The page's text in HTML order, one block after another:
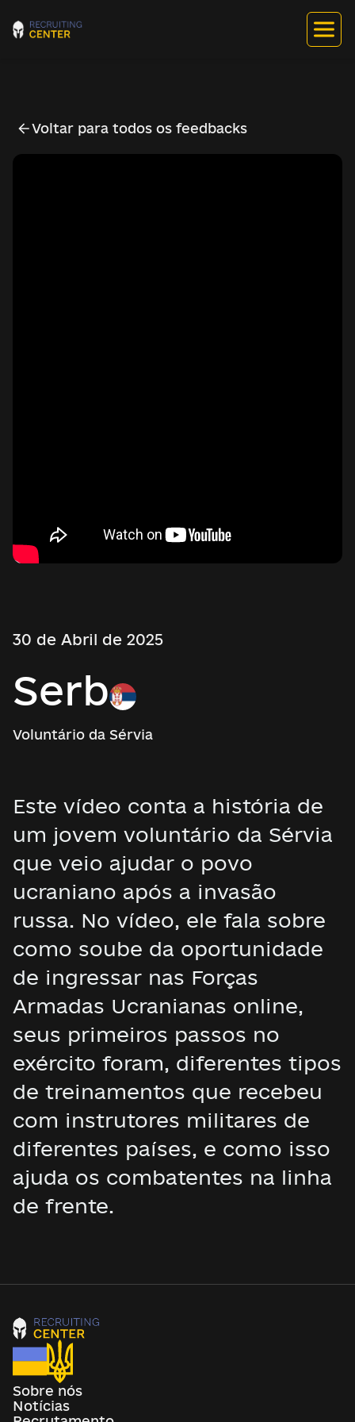
Voltar para todos os feedbacks
30 de Abril de 2025
Serb
Voluntário da Sérvia
Este vídeo conta a história de
um jovem voluntário da Sérvia
que veio ajudar o povo
ucraniano após a invasão
russa. No vídeo, ele fala sobre
como soube da oportunidade
de ingressar nas Forças
Armadas Ucranianas online,
seus primeiros passos no
exército foram, diferentes tipos
de treinamentos que recebeu
com instrutores militares de
diferentes países, e como isso
ajuda os combatentes na linha
de frente.
Sobre nós
Notícias